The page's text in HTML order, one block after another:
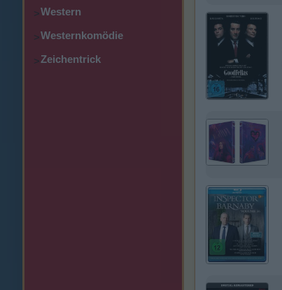
>Western
>Westernkomödie
>Zeichentrick